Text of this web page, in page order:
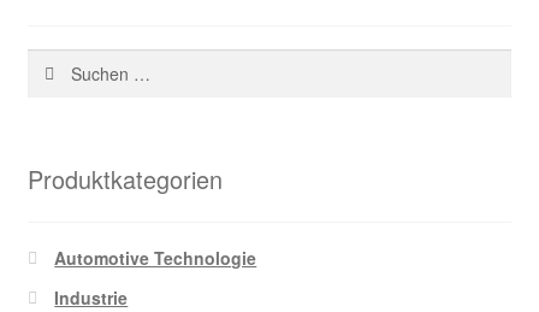
Suchen
Produktkategorien
Automotive Technologie
Industrie